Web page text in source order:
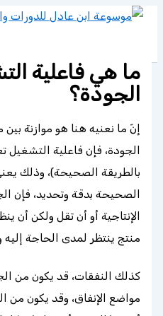
تخطي
المحتوى
ما هي فاعلية
الجودة؟
إنّ ما نعنيه هنا هو موازنة
الجودة، فإن فاعلية التشغيل
بالطريقة الصحيحة)، وذلك
الصحيحة بدقة وتحديد، فإن
الإنتاجية أو أن تقل ولكن
منتج ينتظر لمدى الحاجة إليه
كذلك النفقات، قد يكون من
مواضع الإنفاق، وقد يكون من